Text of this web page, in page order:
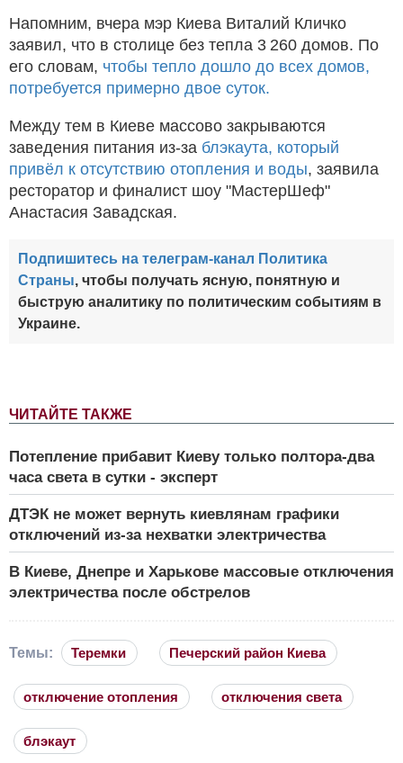
ЧИТАЙТЕ ТАКЖЕ
Потепление прибавит Киеву только полтора-два
часа света в сутки - эксперт
ДТЭК не может вернуть киевлянам графики
отключений из-за нехватки электричества
В Киеве, Днепре и Харькове массовые отключения
электричества после обстрелов
Напомним, вчера мэр Киева Виталий Кличко
заявил, что в столице без тепла 3 260 домов. По
его словам, чтобы тепло дошло до всех домов,
потребуется примерно двое суток.
Между тем в Киеве массово закрываются
заведения питания из-за блэкаута, который
привёл к отсутствию отопления и воды, заявила
ресторатор и финалист шоу "МастерШеф"
Анастасия Завадская.
Подпишитесь на телеграм-канал Политика
Страны, чтобы получать ясную, понятную и
быструю аналитику по политическим событиям в
Украине.
Темы: Теремки Печерский район Киева
отключение отопления отключения света
блэкаут